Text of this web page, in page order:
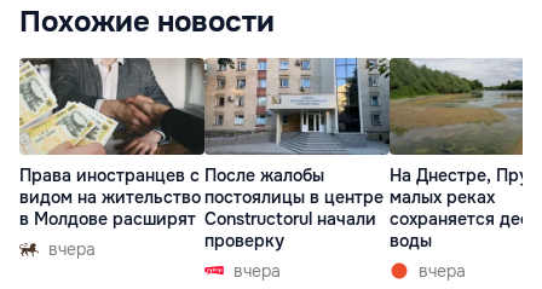
Похожие новости
Права иностранцев с
видом на жительство
в Молдове расширят
вчера
После жалобы
постоялицы в центре
Constructorul начали
проверку
вчера
На Днестре,
малых реках
сохраняется
воды
вчера